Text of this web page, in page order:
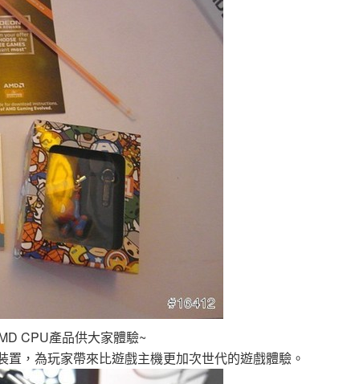
CPU產品供大家體驗~
，為玩家帶來比遊戲主機更加次世代的遊戲體驗。